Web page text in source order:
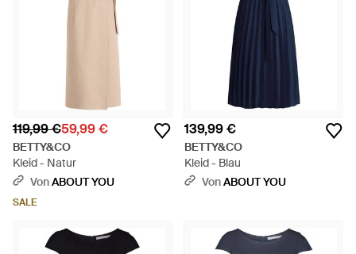
119,99 €59,99 €
BETTY&CO
Kleid - Natur
VonABOUT YOU
SALE
139,99 €
BETTY&CO
Kleid - Blau
VonABOUT YOU